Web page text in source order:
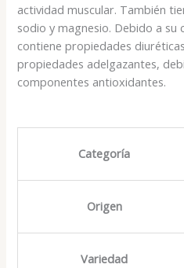
actividad muscular. También
sodio y magnesio. Debido a su
contiene propiedades
propiedades adelgazantes,
componentes antioxidantes.
Categoría
Origen
Variedad